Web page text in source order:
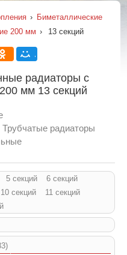
› Биметаллические
200 мм › 13 секций
радиаторы с
мм 13 секций
Трубчатые радиаторы
5 секций
6 секций
10 секций
11 секций